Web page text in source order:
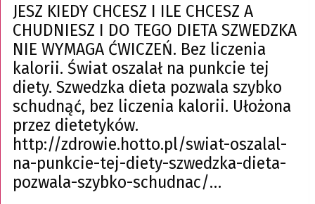
JESZ KIEDY CHCESZ I ILE CHCESZ A
CHUDNIESZ I DO TEGO DIETA SZWEDZKA
NIE WYMAGA ĆWICZEŃ. Bez liczenia
kalorii. Świat oszalał na punkcie tej
diety. Szwedzka dieta pozwala szybko
schudnąć, bez liczenia kalorii. Ułożona
przez dietetyków.
http://zdrowie.hotto.pl/swiat-oszalal-
na-punkcie-tej-diety-szwedzka-dieta-
pozwala-szybko-schudnac/…